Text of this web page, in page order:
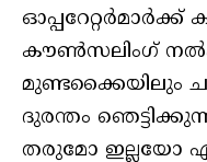
ഓപ്പറേറ്റര്‍മാര്‍ക്ക്
കൗണ്‍സലിംഗ്
മുണ്ടക്കൈയിലും
ദുരന്തം
തരുമോ ഇല്ലയോ